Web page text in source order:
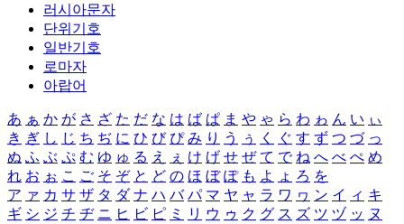
러시아문자
단위기호
일반기호
로마자
아랍어
あ ぁ か が さ ざ た だ な は ば ぱ ま や ゃ ら わ ゎ ん い ぃ
き ぎ し じ ち ぢ に ひ び ぴ み り う ぅ く ぐ す ず つ づ っ
ぬ ふ ぶ ぷ む ゆ ゅ る え ぇ け げ せ ぜ て で ね へ べ ぺ め
れ お ぉ こ ご そ ぞ と ど の ほ ぼ ぽ も よ ょ ろ を
ア ァ カ サ ザ タ ダ ナ ハ バ パ マ ヤ ャ ラ ワ ヮ ン イ ィ キ
ギ シ ジ チ ヂ ニ ヒ ビ ピ ミ リ ウ ゥ ク グ ス ズ ツ ヅ ッ ヌ